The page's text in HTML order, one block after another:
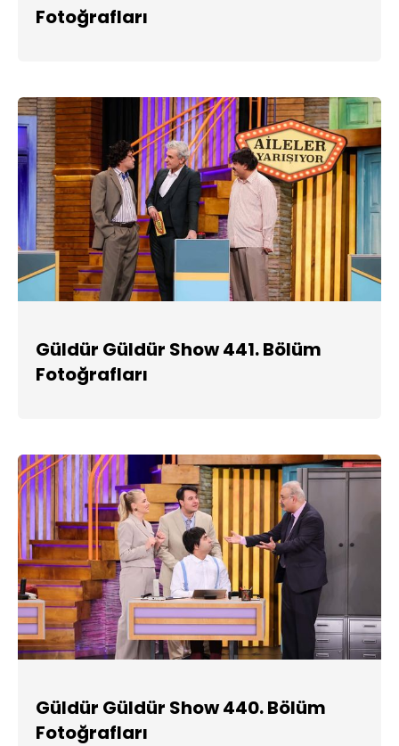
Fotoğrafları
Güldür Güldür Show 441. Bölüm
Fotoğrafları
Güldür Güldür Show 440. Bölüm
Fotoğrafları